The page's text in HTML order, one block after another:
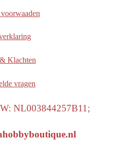
Klachten
vragen
NL003844257B11;